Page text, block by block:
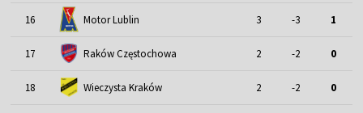
16 Motor Lublin 3 -3 1
17 Raków Częstochowa 2 -2 0
18 Wieczysta Kraków 2 -2 0